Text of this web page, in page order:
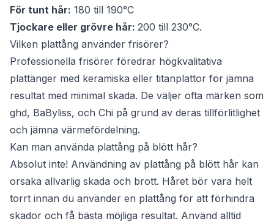
För tunt hår: 180 till 190°C
Tjockare eller grövre hår: 200 till 230°C.
Vilken plattång använder frisörer?
Professionella frisörer föredrar högkvalitativa
plattänger med keramiska eller titanplattor för jämna
resultat med minimal skada. De väljer ofta märken som
ghd, BaByliss, och Chi på grund av deras tillförlitlighet
och jämna värmefördelning.
Kan man använda plattång på blött hår?
Absolut inte! Användning av plattång på blött hår kan
orsaka allvarlig skada och brott. Håret bör vara helt
torrt innan du använder en plattång för att förhindra
skador och få bästa möjliga resultat. Använd alltid